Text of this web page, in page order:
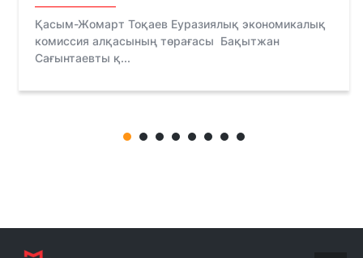
Қасым-Жомарт Тоқаев Еуразиялық экономикалық
комиссия алқасының төрағасы Бақытжан
Сағынтаевты қ...